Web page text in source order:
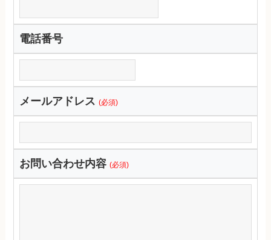
電話番号
メールアドレス (必須)
お問い合わせ内容 (必須)